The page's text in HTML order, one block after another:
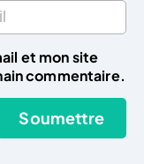
et mon site
commentaire.